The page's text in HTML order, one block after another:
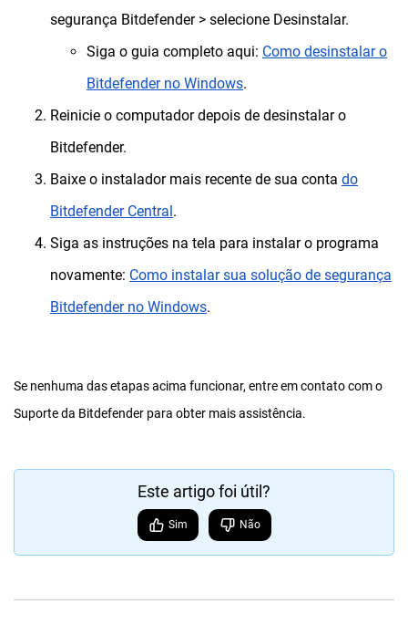
segurança Bitdefender > selecione Desinstalar.
Siga o guia completo aqui: Como desinstalar o
Bitdefender no Windows.
Reinicie o computador depois de desinstalar o
Bitdefender.
Baixe o instalador mais recente de sua conta do
Bitdefender Central.
Siga as instruções na tela para instalar o programa
novamente: Como instalar sua solução de segurança
Bitdefender no Windows.
Se nenhuma das etapas acima funcionar, entre em contato com o
Suporte da Bitdefender para obter mais assistência.
Este artigo foi útil?
Sim Não